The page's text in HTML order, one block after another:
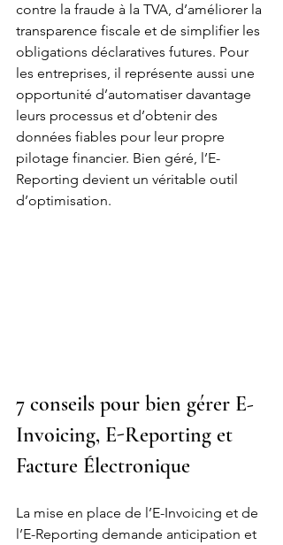
contre la fraude à la TVA, d’améliorer la
transparence fiscale et de simplifier les
obligations déclaratives futures. Pour
les entreprises, il représente aussi une
opportunité d’automatiser davantage
leurs processus et d’obtenir des
données fiables pour leur propre
pilotage financier. Bien géré, l’E-
Reporting devient un véritable outil
d’optimisation.
7 conseils pour bien gérer E-
Invoicing, E-Reporting et
Facture Électronique
La mise en place de l’E-Invoicing et de
l’E-Reporting demande anticipation et